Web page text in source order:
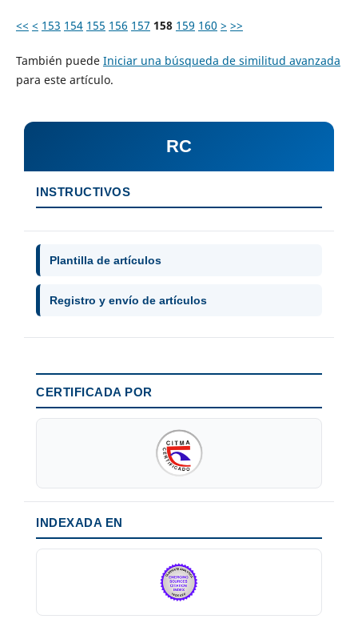
<< < 153 154 155 156 157 158 159 160 > >>
También puede Iniciar una búsqueda de similitud avanzada
para este artículo.
RC
INSTRUCTIVOS
Plantilla de artículos
Registro y envío de artículos
CERTIFICADA POR
INDEXADA EN